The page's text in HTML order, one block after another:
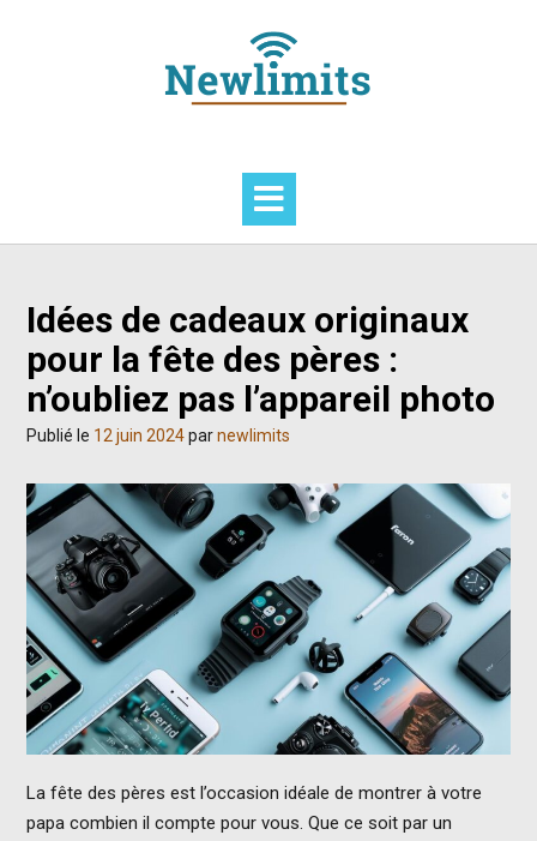
Idées de cadeaux originaux
pour la fête des pères :
n’oubliez pas l’appareil photo
Publié le 12 juin 2024parnewlimits
La fête des pères est l’occasion idéale de montrer à votre
papa combien il compte pour vous. Que ce soit par un